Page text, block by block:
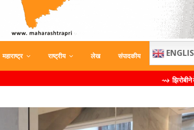
महाराष्ट्र राष्ट्रीय लेख संपादकीय
⇝ झिरोबीने केली मिलिंद